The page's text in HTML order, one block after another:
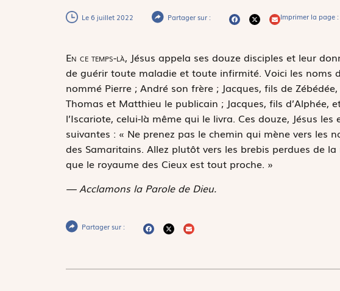
Le 6 juillet 2022 Partager sur : Imprimer la page :
En ce temps-là, Jésus appela ses douze disciples et leur
de guérir toute maladie et toute infirmité. Voici les noms
nommé Pierre ; André son frère ; Jacques, fils de
Thomas et Matthieu le publicain ; Jacques, fils d’Alphée,
l’Iscariote, celui-là même qui le livra. Ces douze, Jésus
suivantes : « Ne prenez pas le chemin qui mène vers les
des Samaritains. Allez plutôt vers les brebis perdues de
que le royaume des Cieux est tout proche. »
— Acclamons la Parole de Dieu.
Partager sur :